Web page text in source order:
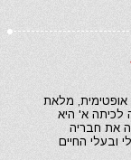
אופטימית, מלאת
לכיתה א' היא
את חבריה
ובעלי החיים